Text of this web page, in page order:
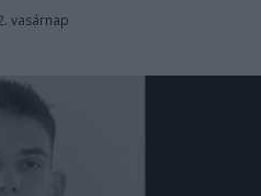
vasárnap